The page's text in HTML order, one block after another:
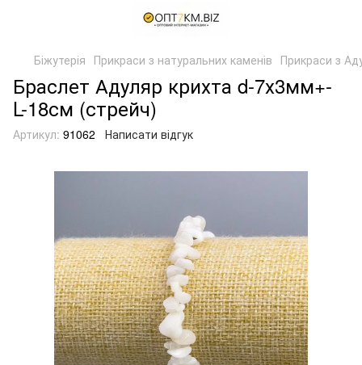
Біжутерія Прикраси з натуральних каменів Прикраси з
Браслет Адуляр крихта d-7х3мм+-
L-18см (стрейч)
Артикул: 91062 Написати відгук